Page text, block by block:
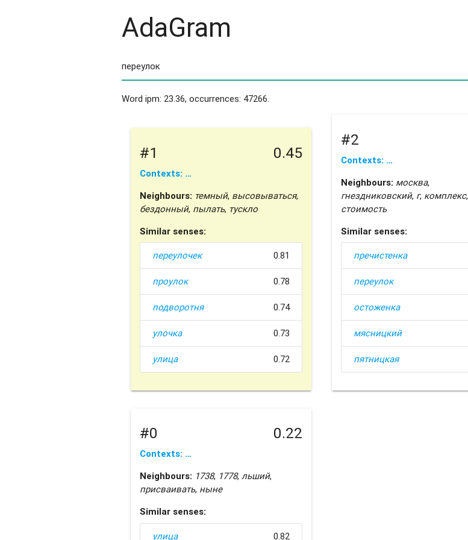
AdaGram
Word ipm: 23.36, occurrences: 47266.
#1 0.45
Contexts: …
Neighbours: темный, высовываться,
бездонный, пылать, тускло
Similar senses:
переулочек 0.81
проулок 0.78
подворотня 0.74
улочка 0.73
улица 0.72
#2
Contexts: …
Neighbours: москва,
гнездниковский, г, комплекс,
стоимость
Similar senses:
пречистенка
переулок
остоженка
мясницкий
пятницкая
#0 0.22
Contexts: …
Neighbours: 1738, 1778, льший,
присваивать, ныне
Similar senses:
улица 0.82